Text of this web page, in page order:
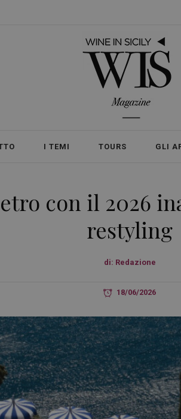
I TEMI TOURS GLI
con il 2026
restyling
di: Redazione
18/06/2026